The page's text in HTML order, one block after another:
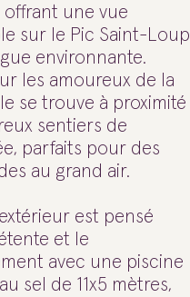
offrant une vue
sur le Pic Saint-Loup
environnante.
les amoureux de la
se trouve à proximité
sentiers de
parfaits pour des
au grand air.
extérieur est pensé
et le
avec une piscine
sel de 11x5 mètres,